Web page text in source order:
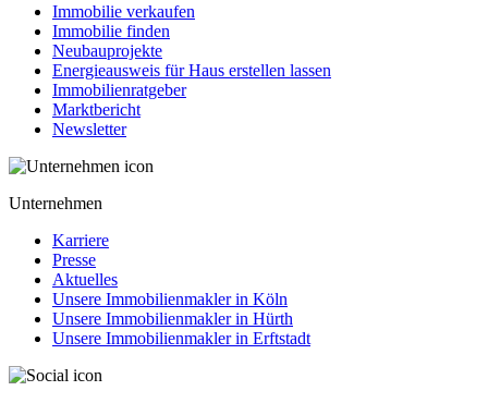
Immobilie verkaufen
Immobilie finden
Neubauprojekte
Energieausweis für Haus erstellen lassen
Immobilienratgeber
Marktbericht
Newsletter
Unternehmen
Karriere
Presse
Aktuelles
Unsere Immobilienmakler in Köln
Unsere Immobilienmakler in Hürth
Unsere Immobilienmakler in Erftstadt